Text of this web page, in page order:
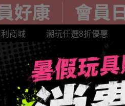
商城 潮玩任選8折優惠
預購商品 超級達摩系列
抽 POPLAND 樂園限定
玩具 系列盲盒-中盒優惠